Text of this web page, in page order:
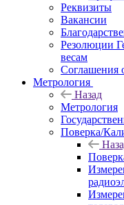
Реквизиты
Вакансии
Резолюции
весам
Соглашения
Метрология
Назад
Метрология
Поверка/